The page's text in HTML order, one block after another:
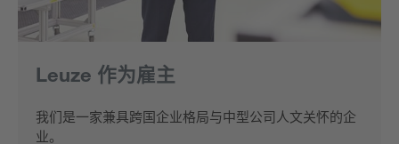
Leuze 作为雇主
我们是一家兼具跨国企业格局与中型公司人文关怀的企
业。